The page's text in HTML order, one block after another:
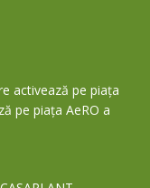
activează pe piața
pe piața AeRO a